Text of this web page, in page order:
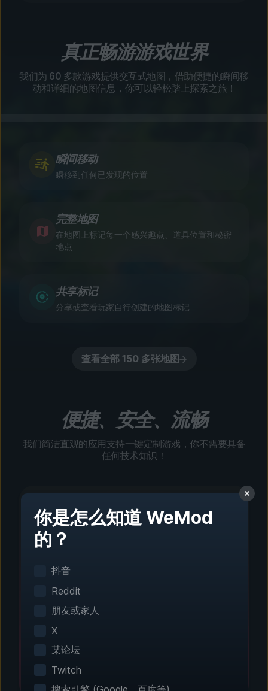
真正畅游游戏世界
我们为 60 多款游戏提供交互式地图，借助便捷的瞬间移
动和详细的地图信息，你可以轻松踏上探索之旅！
瞬间移动
瞬移到任何已发现的位置
完整地图
在地图上标记每一个感兴趣点、道具位置和秘密
地点
共享标记
分享或查看玩家自行创建的地图标记
查看全部 150 多张地图
便捷、安全、流畅
我们简洁直观的应用支持一键定制游戏，你不需要具备
任何技术知识！
智能游戏检测功能可自动识别你已安装的游戏。无
你是怎么知道 WeMod
的？
抖音
Reddit
朋友或家人
X
某论坛
Twitch